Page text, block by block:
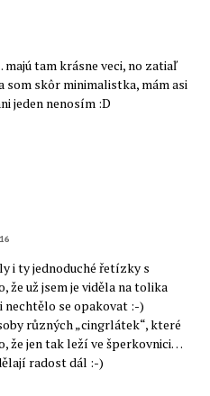
tam krásne veci, no zatiaľ
som skôr minimalistka, mám asi
jeden nenosím :D
i ty jednoduché řetízky s
už jsem je viděla na tolika
nechtělo se opakovat :-)
různých „cingrlátek“, které
že jen tak leží ve šperkovnici…
radost dál :-)